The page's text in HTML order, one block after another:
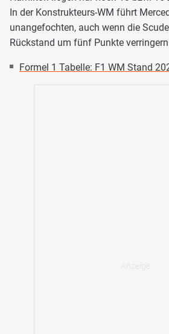
In der Konstrukteurs-WM führt
unangefochten, auch wenn die
Rückstand um fünf Punkte
Formel 1 Tabelle: F1 WM Stand